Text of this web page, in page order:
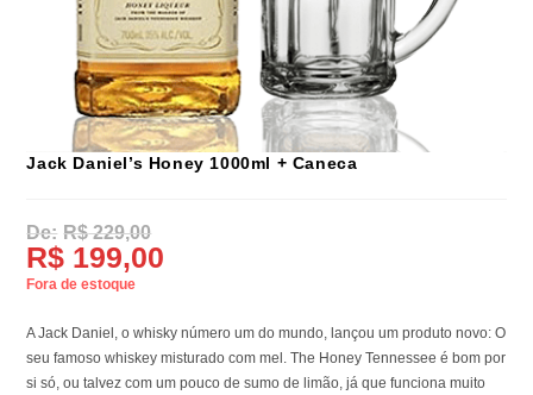
Jack Daniel’s Honey 1000ml + Caneca
R$229,00
R$ 199,00
Fora de estoque
A Jack Daniel, o whisky número um do mundo, lançou um produto novo: O
seu famoso whiskey misturado com mel. The Honey Tennessee é bom por
si só, ou talvez com um pouco de sumo de limão, já que funciona muito